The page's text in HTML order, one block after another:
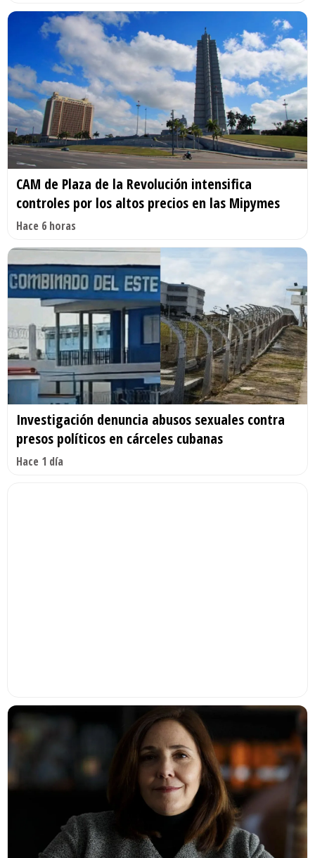
CAM de Plaza de la Revolución intensifica
controles por los altos precios en las Mipymes
Hace 6 horas
Investigación denuncia abusos sexuales contra
presos políticos en cárceles cubanas
Hace 1 día